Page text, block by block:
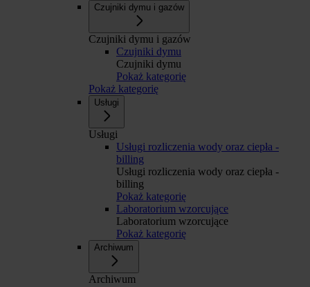
Czujniki dymu i gazów
Czujniki dymu i gazów
Czujniki dymu
Czujniki dymu
Pokaż kategorię
Pokaż kategorię
Usługi
Usługi
Usługi rozliczenia wody oraz ciepła -
billing
Usługi rozliczenia wody oraz ciepła -
billing
Pokaż kategorię
Laboratorium wzorcujące
Laboratorium wzorcujące
Pokaż kategorię
Archiwum
Archiwum